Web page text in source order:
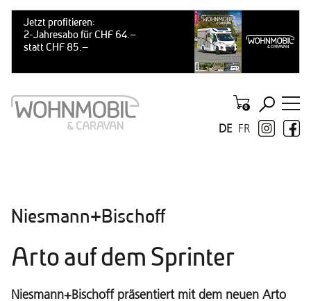
FR
DE
Niesmann+Bischoff
Arto auf dem Sprinter
Niesmann+Bischoff präsentiert mit dem neuen Arto